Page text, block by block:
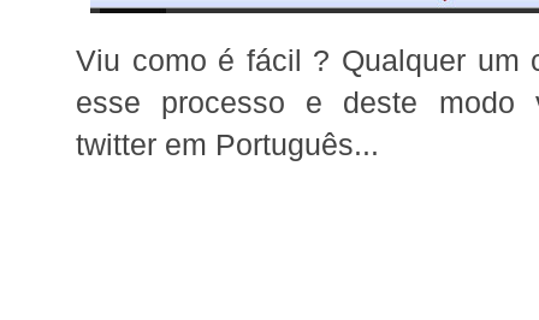
Viu como é fácil ? Qualquer um
esse processo e deste modo
twitter em Português...